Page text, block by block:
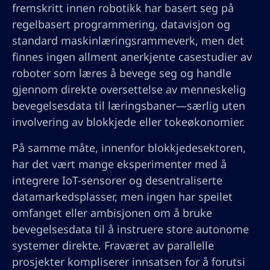
fremskritt innen robotikk har basert seg på
regelbasert programmering, datavisjon og
standard maskinlæringsrammeverk, men det
finnes ingen allment anerkjente casestudier av
roboter som læres å bevege seg og handle
gjennom direkte oversettelse av menneskelig
bevegelsesdata til læringsbaner—særlig uten
involvering av blokkjede eller tokeøkonomier.
På samme måte, innenfor blokkjedesektoren,
har det vært mange eksperimenter med å
integrere IoT-sensorer og desentraliserte
datamarkedsplasser, men ingen har speilet
omfanget eller ambisjonen om å bruke
bevegelsesdata til å instruere store autonome
systemer direkte. Fraværet av parallelle
prosjekter kompliserer innsatsen for å forutsi